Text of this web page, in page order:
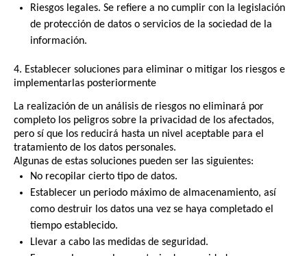
Riesgos legales. Se refiere a no cumplir con la legislación
de protección de datos o servicios de la sociedad de la
información.
4. Establecer soluciones para eliminar o mitigar los riesgos e
implementarlas posteriormente
La realización de un análisis de riesgos no eliminará por
completo los peligros sobre la privacidad de los afectados,
pero sí que los reducirá hasta un nivel aceptable para el
tratamiento de los datos personales.
Algunas de estas soluciones pueden ser las siguientes:
No recopilar cierto tipo de datos.
Establecer un periodo máximo de almacenamiento, así
como destruir los datos una vez se haya completado el
tiempo establecido.
Llevar a cabo las medidas de seguridad.